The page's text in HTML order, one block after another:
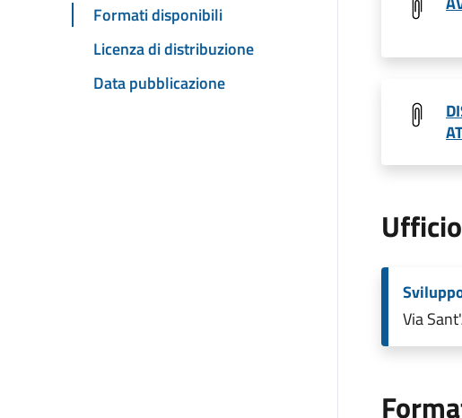
Formati disponibili
Licenza di distribuzione
Data pubblicazione
Via